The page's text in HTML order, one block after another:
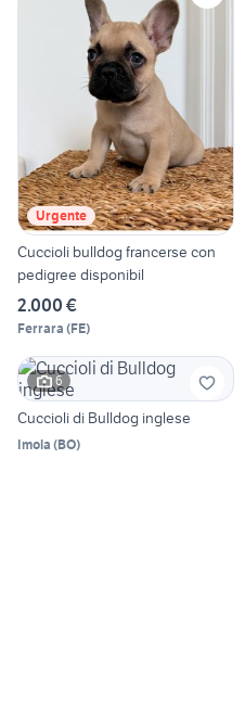
Urgente
Cuccioli bulldog francerse con
pedigree disponibil
2.000 €
Ferrara (FE)
6
Cuccioli di Bulldog inglese
Imola (BO)